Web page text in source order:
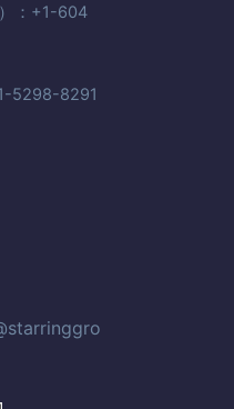
：+1-604
5298-8291